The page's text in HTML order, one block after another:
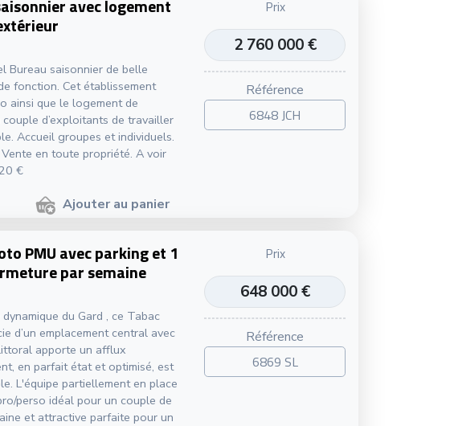
avec logement
Bureau saisonnier de belle
fonction. Cet établissement
ainsi que le logement de
d’exploitants de travailler
Accueil groupes et individuels.
en toute propriété. A voir
€
Ajouter au panier
Prix
2 760 000 €
Référence
6848 JCH
PMU avec parking et 1
par semaine
du Gard , ce Tabac
d’un emplacement central avec
apporte un afflux
en parfait état et optimisé, est
L'équipe partiellement en place
perso idéal pour un couple de
et attractive parfaite pour un
Prix
648 000 €
Référence
6869 SL